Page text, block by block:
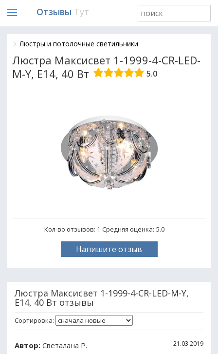
Отзывы Тут
Люстры и потолочные светильники
Люстра Максисвет 1-1999-4-CR-LED-
M-Y, E14, 40 Вт
5.0
Кол-во отзывов: 1 Средняя оценка: 5.0
Напишите отзыв
Люстра Максисвет 1-1999-4-CR-LED-M-Y,
E14, 40 Вт отзывы
Сортировка:
Автор: Светалана Р. 21.03.2019